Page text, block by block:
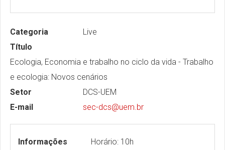
Categoria
Live
Título
Ecologia, Economia e trabalho no ciclo da vida - Trabalho
e ecologia: Novos cenários
Setor
DCS-UEM
E-mail
sec-dcs@uem.br
Informações
Horário: 10h